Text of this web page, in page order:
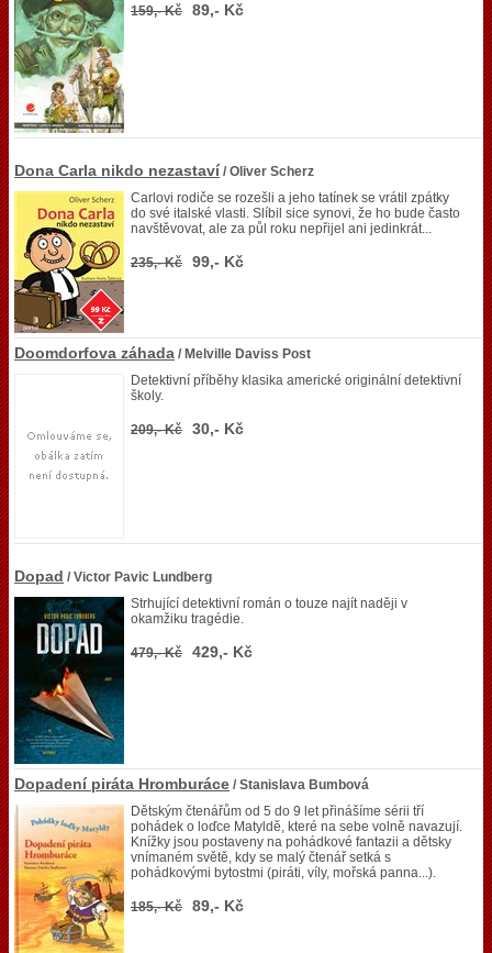
159,- Kč 89,- Kč
Dona Carla nikdo nezastaví / Oliver Scherz
Carlovi rodiče se rozešli a jeho tatínek se vrátil zpátky
do své italské vlasti. Slíbil sice synovi, že ho bude často
navštěvovat, ale za půl roku nepřijel ani jedinkrát...
235,- Kč 99,- Kč
Doomdorfova záhada / Melville Daviss Post
Detektivní příběhy klasika americké originální detektivní
školy.
209,- Kč 30,- Kč
Dopad / Victor Pavic Lundberg
Strhující detektivní román o touze najít naději v
okamžiku tragédie.
479,- Kč 429,- Kč
Dopadení piráta Hromburáce / Stanislava Bumbová
Dětským čtenářům od 5 do 9 let přinášíme sérii tří
pohádek o loďce Matyldě, které na sebe volně navazují.
Knížky jsou postaveny na pohádkové fantazii a dětsky
vnímaném světě, kdy se malý čtenář setká s
pohádkovými bytostmi (piráti, víly, mořská panna...).
185,- Kč 89,- Kč